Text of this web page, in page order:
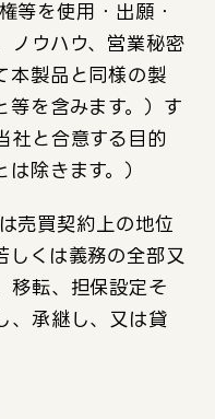
等を使用・出願・
ノウハウ、営業秘密
本製品と同様の製
等を含みます。）す
社と合意する目的
除きます。）
売買契約上の地位
しくは義務の全部又
移転、担保設定そ
、承継し、又は貸